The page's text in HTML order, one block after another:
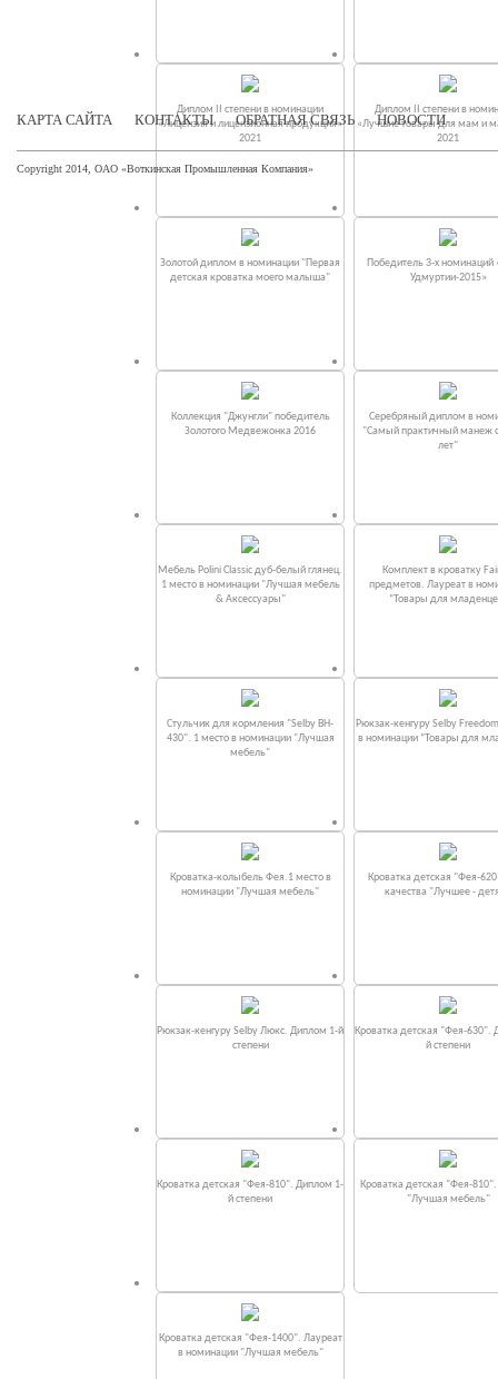
Диплом II степени в номинации
«Лицензия и лицензионная продукция»
2021
Диплом II степени в
«Лучшие товары для мам и
2021
Золотой диплом в номинации "Первая
детская кроватка моего малыша"
Победитель 3-х номинаций
Удмуртии-2015»
Коллекция "Джунгли" победитель
Золотого Медвежонка 2016
Серебряный диплом в
"Самый практичный манеж
лет"
Мебель Polini Classic дуб-белый глянец.
1 место в номинации "Лучшая мебель
& Аксессуары"
Комплект в кроватку
предметов. Лауреат в
“Товары для
Стульчик для кормления "Selby BH-
430". 1 место в номинации "Лучшая
мебель"
Рюкзак-кенгуру Selby
в номинации “Товары для
Кроватка-колыбель Фея.1 место в
номинации "Лучшая мебель"
Кроватка детская "Фея-
качества "Лучшее -
Рюкзак-кенгуру Selby Люкс. Диплом 1-й
степени
Кроватка детская "Фея-630".
й степени
Кроватка детская "Фея-810". Диплом 1-
й степени
Кроватка детская "Фея-
"Лучшая мебель"
Кроватка детская "Фея-1400". Лауреат
в номинации "Лучшая мебель"
КАРТА САЙТА КОНТАКТЫ ОБРАТНАЯ СВЯЗЬ НОВОСТИ
Copyright 2014, ОАО «Воткинская Промышленная Компания»